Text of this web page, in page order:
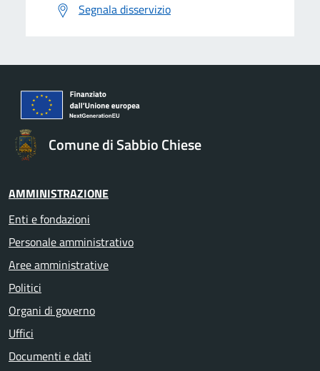
Segnala disservizio
Comune di Sabbio Chiese
AMMINISTRAZIONE
Enti e fondazioni
Personale amministrativo
Aree amministrative
Politici
Organi di governo
Uffici
Documenti e dati